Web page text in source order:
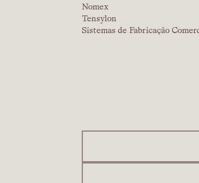
Nomex
Tensylon
Sistemas de Fabricação